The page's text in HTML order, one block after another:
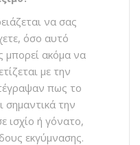
να σας
όσο αυτό
μπορεί ακόμα να
με την
πως το
σημαντικά την
ισχίο ή γόνατο,
εκγύμνασης.